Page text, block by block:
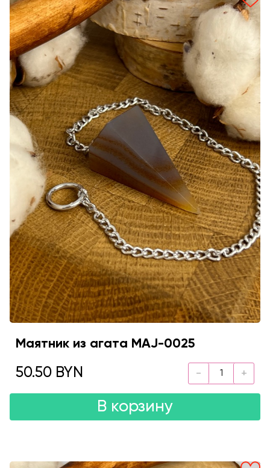
Маятник из агата MAJ-0025
50.50 BYN
В корзину